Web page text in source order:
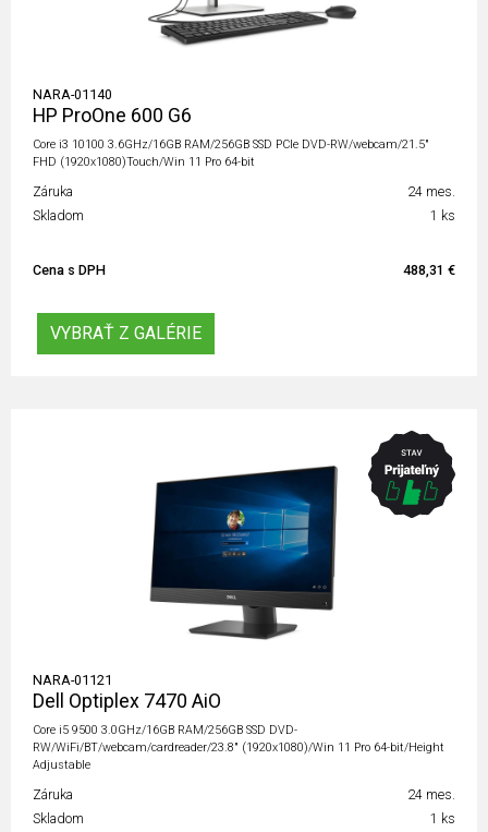
NARA-01140
HP ProOne 600 G6
Core i3 10100 3.6GHz/16GB RAM/256GB SSD PCIe DVD-RW/webcam/21.5"
FHD (1920x1080)Touch/Win 11 Pro 64-bit
Záruka
24 mes.
Skladom
1 ks
Cena s DPH 488,31 €
VYBRAŤ Z GALÉRIE
NARA-01121
Dell Optiplex 7470 AiO
Core i5 9500 3.0GHz/16GB RAM/256GB SSD DVD-
RW/WiFi/BT/webcam/cardreader/23.8" (1920x1080)/Win 11 Pro 64-bit/Height
Adjustable
Záruka
24 mes.
Skladom
1 ks